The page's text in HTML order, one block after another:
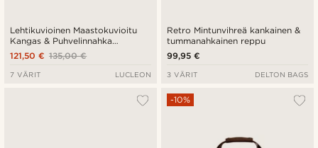
Lehtikuvioinen Maastokuvioitu
Kangas & Puhvelinnahka
Duffelilaukku135,00 €
121,50 €
7 VÄRIT LUCLEON
Retro Mintunvihreä kankainen &
tummanahkainen reppu
99,95 €
3 VÄRIT DELTON BAGS
-10%